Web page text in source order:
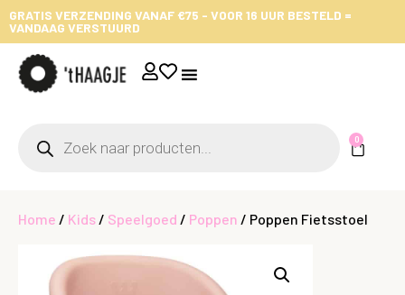
GRATIS VERZENDING VANAF €75 - VOOR 16 UUR BESTELD =
VANDAAG VERSTUURD
0
Home / Kids / Speelgoed / Poppen / Poppen Fietsstoel